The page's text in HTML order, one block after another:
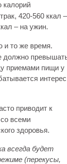
калорий
420-560 ккал
– на ужин.
и то же время.
должно
приемами пищи у
приводит к
всеми
здоровья.
всегда будет
(перекусы,